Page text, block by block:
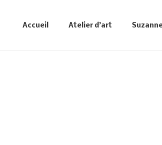
Accueil Atelier d’art